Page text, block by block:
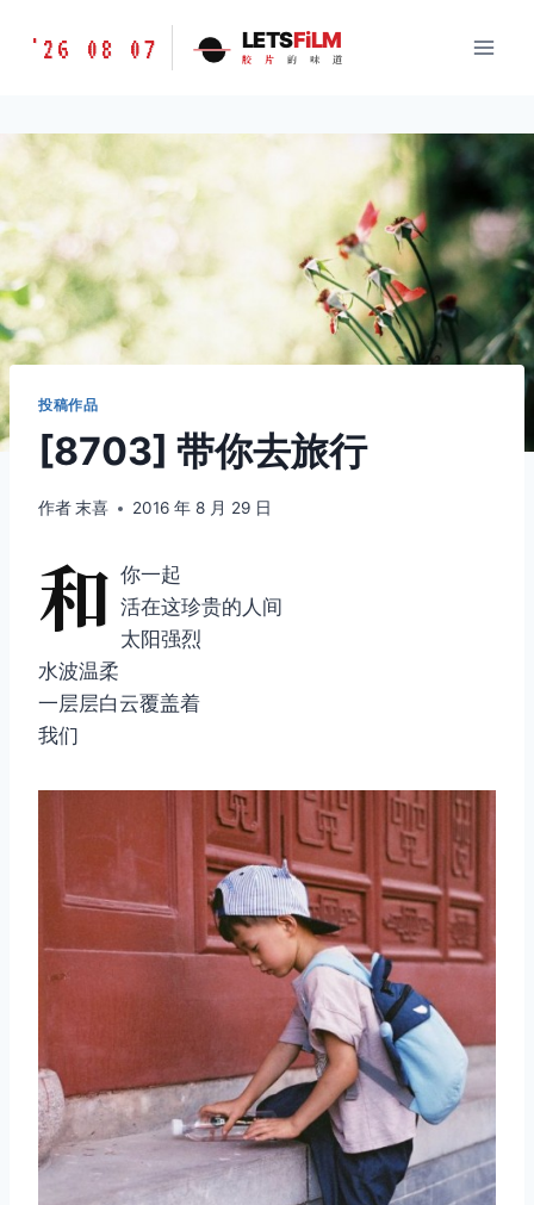
胶
味
道
LETSFILM
'26 08 07 LETSFiLM
胶 片 的 味 道
投稿作品
[8703] 带你去旅行
作者末喜 2016 年 8 月 29 日
和 你一起
活在这珍贵的人间
太阳强烈
水波温柔
一层层白云覆盖着
我们